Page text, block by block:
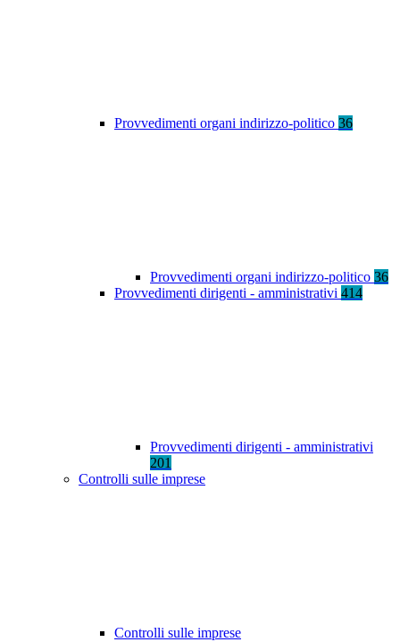
Provvedimenti organi indirizzo-politico 36
Provvedimenti organi indirizzo-politico 36
Provvedimenti dirigenti - amministrativi 414
Provvedimenti dirigenti - amministrativi
201
Controlli sulle imprese
Controlli sulle imprese